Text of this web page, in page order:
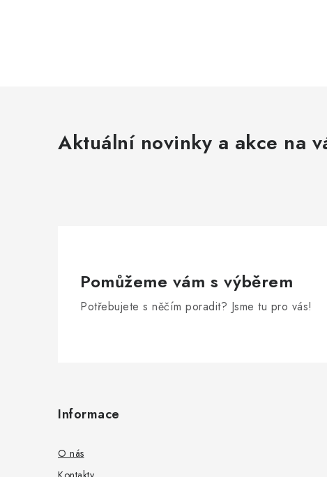
Aktuální novinky a akce na
Pomůžeme vám s výběrem
Potřebujete s něčím poradit? Jsme tu pro vás!
Informace
O nás